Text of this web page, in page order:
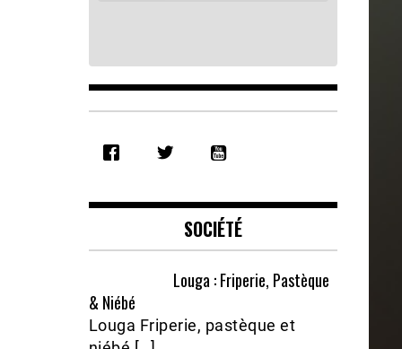
RSS FEED
EMBED
SOCIÉTÉ
Louga : Friperie, Pastèque
& Niébé
Louga Friperie, pastèque et